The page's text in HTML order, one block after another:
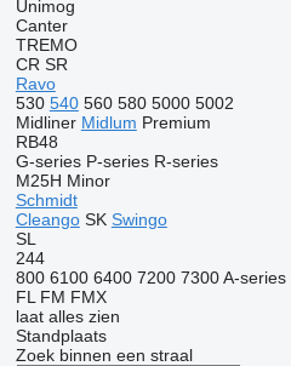
Unimog
Canter
TREMO
CR SR
Ravo
530 540 560 580 5000 5002
Midliner Midlum Premium
RB48
G-series P-series R-series
M25H Minor
Schmidt
Cleango SK Swingo
SL
244
800 6100 6400 7200 7300 A-series
FL FM FMX
laat alles zien
Standplaats
Zoek binnen een straal